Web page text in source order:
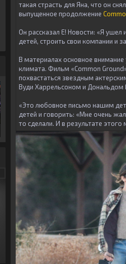
такая страсть для Яна, что он
выпущенное продолжение
Он рассказал E! Новости: «Я ушел
детей, строить свои компании и
В материалах основное
климата. Фильм «Common
похвастаться звездным
Вуди Харрельсоном и Дональдом
«Это любовное письмо нашим
детей и говорить: «Мне очень
то сделали. И в результате